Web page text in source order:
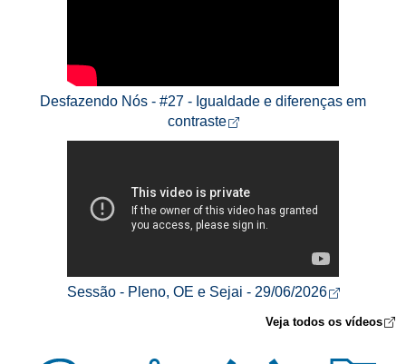
Desfazendo Nós - #27 - Igualdade e diferenças em
contraste
Abre em nova aba
Sessão - Pleno, OE e Sejai - 29/06/2026 Abre em
Veja todos os vídeos